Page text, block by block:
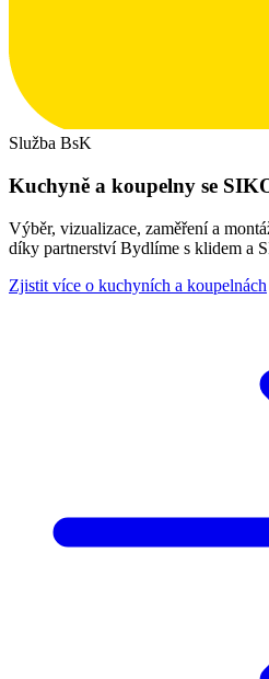
Služba BsK
Kuchyně a koupelny se
Výběr, vizualizace, zaměření a
díky partnerství Bydlíme s klidem a
Zjistit více o kuchyních a koupelnách